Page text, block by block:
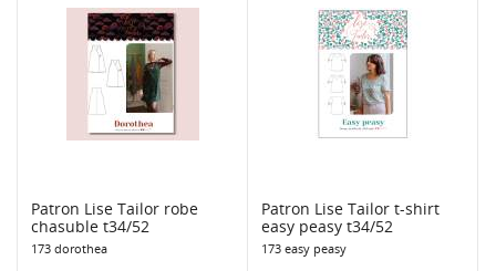
Patron Lise Tailor robe
chasuble t34/52
173 dorothea
Patron Lise Tailor t-shirt
easy peasy t34/52
173 easy peasy